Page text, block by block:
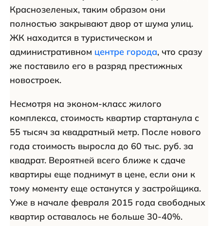
Краснозеленых, таким образом они
полностью закрывают двор от шума улиц.
ЖК находится в туристическом и
административном центре города, что сразу
же поставило его в разряд престижных
новостроек.
Несмотря на эконом-класс жилого
комплекса, стоимость квартир стартанула с
55 тысяч за квадратный метр. После нового
года стоимость выросла до 60 тыс. руб. за
квадрат. Вероятней всего ближе к сдаче
квартиры еще поднимут в цене, если они к
тому моменту еще останутся у застройщика.
Уже в начале февраля 2015 года свободных
квартир оставалось не больше 30-40%.